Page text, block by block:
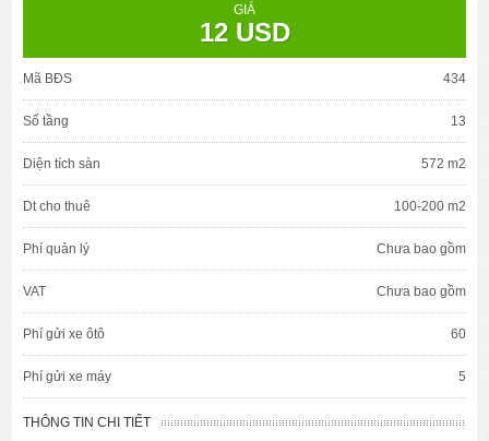
GIÁ
12 USD
Mã BĐS 434
Số tầng 13
Diện tích sàn 572 m2
Dt cho thuê 100-200 m2
Phí quản lý Chưa bao gồm
VAT Chưa bao gồm
Phí gửi xe ôtô 60
Phí gửi xe máy 5
THÔNG TIN CHI TIẾT